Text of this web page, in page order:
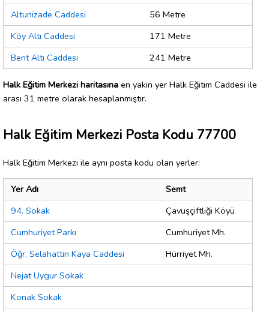
Altunizade Caddesi
56 Metre
Köy Altı Caddesi
171 Metre
Bent Altı Caddesi
241 Metre
Halk Eğitim Merkezi haritasına en yakın yer Halk Eğitim Caddesi ile
arası 31 metre olarak hesaplanmıştır.
Halk Eğitim Merkezi Posta Kodu 77700
Halk Eğitim Merkezi ile aynı posta kodu olan yerler:
Yer Adı
Semt
94. Sokak
Çavuşçiftliği Köyü
Cumhuriyet Parkı
Cumhuriyet Mh.
Öğr. Selahattin Kaya Caddesi
Hürriyet Mh.
Nejat Uygur Sokak
Konak Sokak